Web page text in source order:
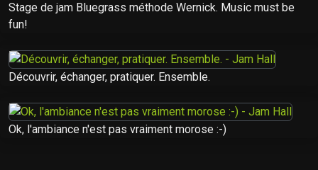
Stage de jam Bluegrass méthode Wernick. Music must be
fun!
Découvrir, échanger, pratiquer. Ensemble.
Ok, l'ambiance n'est pas vraiment morose :-)